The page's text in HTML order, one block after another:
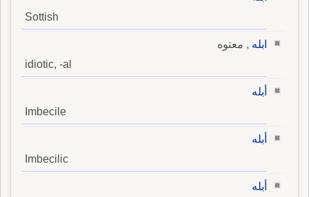
Sottish
ابله , معتوه
idiotic, -al
أبله
Imbecile
أبله
Imbecilic
أبله